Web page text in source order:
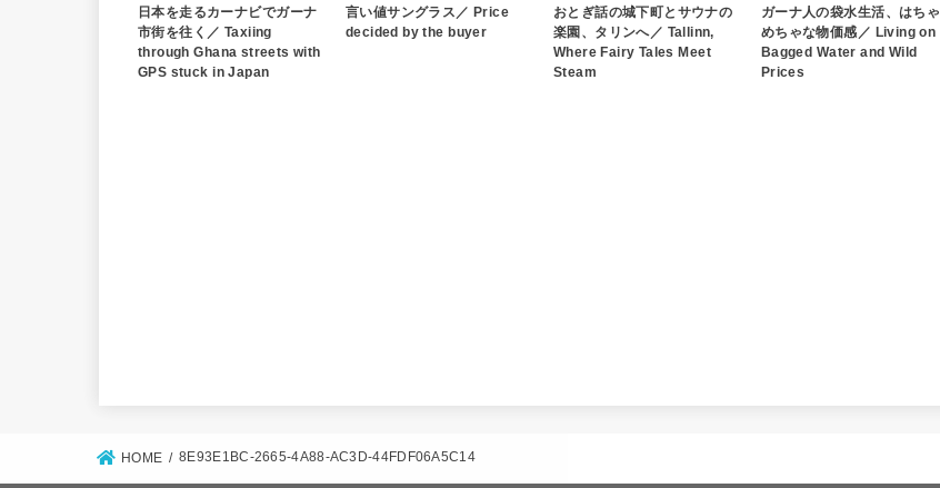
日本を走るカーナビでガーナ
市街を往く／ Taxiing
through Ghana streets with
GPS stuck in Japan
言い値サングラス／ Price
decided by the buyer
おとぎ話の城下町とサウナの
楽園、タリンへ／ Tallinn,
Where Fairy Tales Meet
Steam
ガーナ人の袋水生活、はちゃ
めちゃな物価感／ Living on
Bagged Water and Wild
Prices
HOME 8E93E1BC-2665-4A88-AC3D-44FDF06A5C14